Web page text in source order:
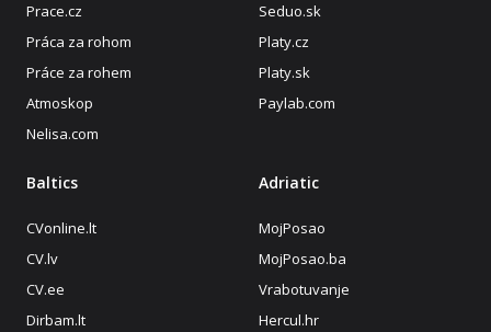
Prace.cz
Práca za rohom
Práce za rohem
Atmoskop
Nelisa.com
Seduo.sk
Platy.cz
Platy.sk
Paylab.com
Baltics
CVonline.lt
CV.lv
CV.ee
Dirbam.lt
Adriatic
MojPosao
MojPosao.ba
Vrabotuvanje
Hercul.hr